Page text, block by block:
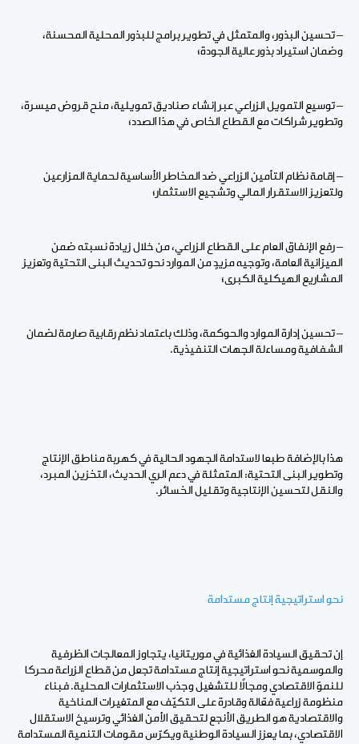
– تحسين البذور، والمتمثل في تطوير برامج للبذور المحلية المحسنة،
وضمان استيراد بذور عالية الجودة؛
– توسيع التمويل الزراعي عبر إنشاء صناديق تمويلية، منح قروض ميسرة،
وتطوير شراكات مع القطاع الخاص في هذا الصدد؛
– إقامة نظام التأمين الزراعي ضد المخاطر الأساسية لحماية المزارعين
ولتعزيز الاستقرار المالي وتشجيع الاستثمار؛
– رفع الإنفاق العام على القطاع الزراعي، من خلال زيادة نسبته ضمن
الميزانية العامة، وتوجيه مزيدٍ من الموارد نحو تحديث البنى التحتية وتعزيز
المشاريع الهيكلية الكبرى؛
– تحسين إدارة الموارد والحوكمة، وذلك باعتماد نظم رقابية صارمة لضمان
الشفافية ومساءلة الجهات التنفيذية.
هذا بالإضافة طبعا لاستدامة الجهود الحالية في كهربة مناطق الإنتاج
وتطوير البنى التحتية: المتمثلة في دعم الري الحديث، التخزين المبرد،
والنقل لتحسين الإنتاجية وتقليل الخسائر.
نحو استراتيجية إنتاج مستدامة
إن تحقيق السيادة الغذائية في موريتانيا، يتجاوز المعالجات الظرفية
والموسمية نحو استراتيجية إنتاج مستدامة تجعل من قطاع الزراعة محركا
للنموّ الاقتصادي ومجالًا للتشغيل وجذب الاستثمارات المحلية. فبناء
منظومة زراعية فعّالة وقادرة على التكيّف مع المتغيرات المناخية
والاقتصادية هو الطريق الأنجع لتحقيق الأمن الغذائي وترسيخ الاستقلال
الاقتصادي، بما يعزز السيادة الوطنية ويكرّس مقومات التنمية المستدامة